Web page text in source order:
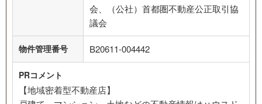
会、（公社）首都圏不動産公正取引協
議会
物件管理番号 B20611-004442
PRコメント
【地域密着型不動産店】